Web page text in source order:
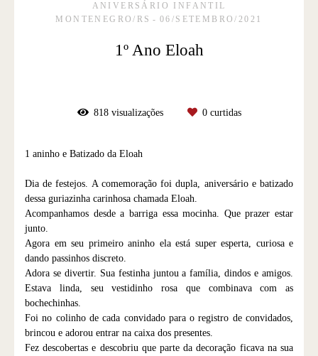
ANIVERSÁRIO INFANTIL
MONTENEGRO/RS
06/SETEMBRO/2021
1º Ano Eloah
818visualizações 0curtidas
1 aninho e Batizado da Eloah
Dia de festejos. A comemoração foi dupla, aniversário e batizado
dessa guriazinha carinhosa chamada Eloah.
Acompanhamos desde a barriga essa mocinha. Que prazer estar
junto.
Agora em seu primeiro aninho ela está super esperta, curiosa e
dando passinhos discreto.
Adora se divertir. Sua festinha juntou a família, dindos e amigos.
Estava linda, seu vestidinho rosa que combinava com as
bochechinhas.
Foi no colinho de cada convidado para o registro de convidados,
brincou e adorou entrar na caixa dos presentes.
Fez descobertas e descobriu que parte da decoração ficava na sua